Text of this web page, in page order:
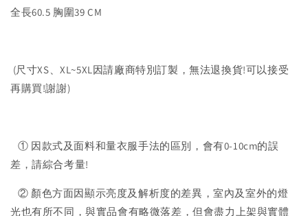
全長60.5 胸圍39 CM
(尺寸XS、XL~5XL因請廠商特別訂製，無法退換貨!可以接受
再購買!謝謝)
① 因款式及面料和量衣服手法的區別，會有0-10cm的誤
差，請綜合考量!
② 顏色方面因顯示亮度及解析度的差異，室內及室外的燈
光也有所不同，與實品會有略微落差，但會盡力上架與實體